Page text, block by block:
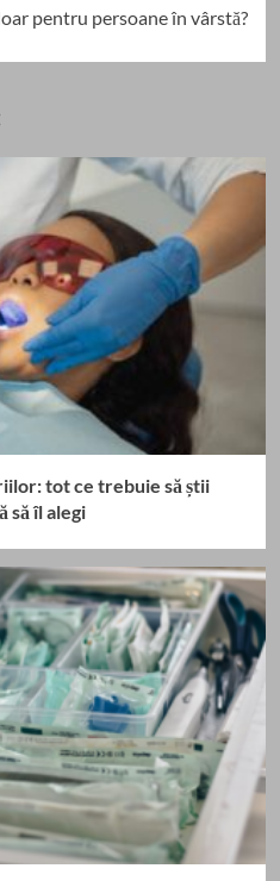
pentru persoane în vârstă?
tot ce trebuie să știi
să îl alegi